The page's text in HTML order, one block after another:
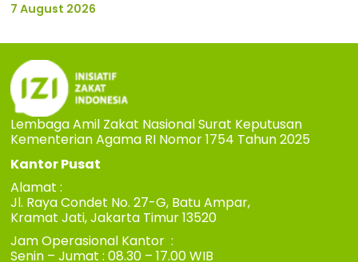
7 August 2026
Lembaga Amil Zakat Nasional Surat Keputusan
Kementerian Agama RI Nomor 1754 Tahun 2025
Kantor Pusat
Alamat :
Jl. Raya Condet No. 27-G, Batu Ampar,
Kramat Jati, Jakarta Timur 13520
Jam Operasional Kantor :
Senin – Jumat : 08.30 – 17.00 WIB